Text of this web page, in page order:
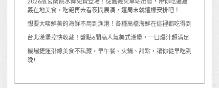
義在地美食，吃飽再去看夜間展演，這周末就這樣安排吧！
想要大啖鮮美的海鮮不用到漁港！各種高檔海鮮在這裡都吃得到
台北漢堡控快收藏！盤點6間高人氣美式漢堡，一口爆汁超滿足
機場捷運沿線美食不私藏，早午餐、火鍋、甜點，讓你從早吃到
晚!